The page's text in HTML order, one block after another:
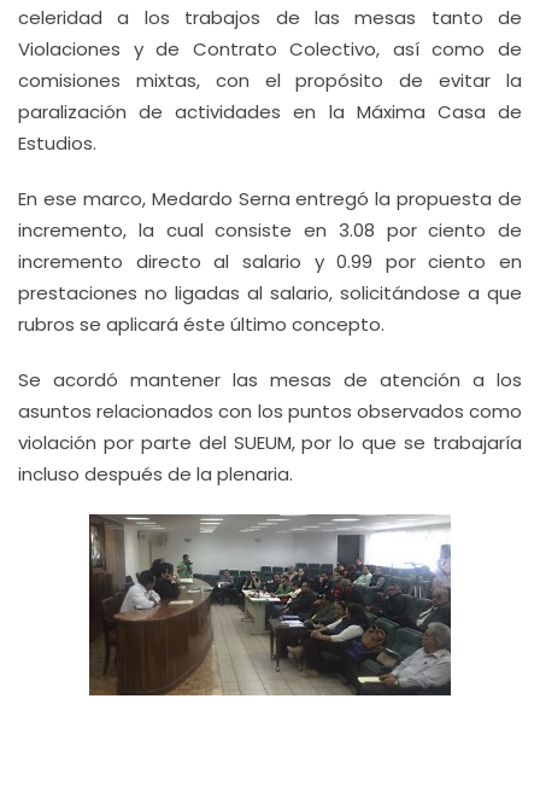
celeridad a los trabajos de las mesas tanto de
Violaciones y de Contrato Colectivo, así como de
comisiones mixtas, con el propósito de evitar la
paralización de actividades en la Máxima Casa de
Estudios.
En ese marco, Medardo Serna entregó la propuesta de
incremento, la cual consiste en 3.08 por ciento de
incremento directo al salario y 0.99 por ciento en
prestaciones no ligadas al salario, solicitándose a que
rubros se aplicará éste último concepto.
Se acordó mantener las mesas de atención a los
asuntos relacionados con los puntos observados como
violación por parte del SUEUM, por lo que se trabajaría
incluso después de la plenaria.